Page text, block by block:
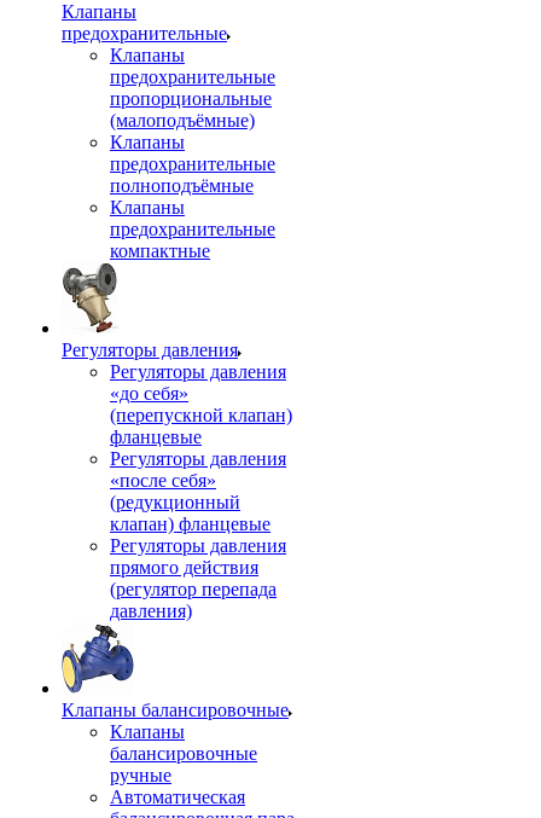
Клапаны
предохранительные
Клапаны
предохранительные
пропорциональные
(малоподъёмные)
Клапаны
предохранительные
полноподъёмные
Клапаны
предохранительные
компактные
Регуляторы давления
Регуляторы давления
«до себя»
(перепускной клапан)
фланцевые
Регуляторы давления
«после себя»
(редукционный
клапан) фланцевые
Регуляторы давления
прямого действия
(регулятор перепада
давления)
Клапаны балансировочные
Клапаны
балансировочные
ручные
Автоматическая